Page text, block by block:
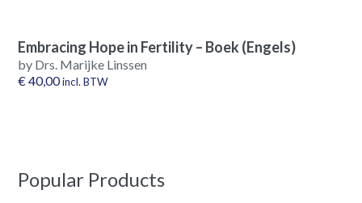
Embracing Hope in Fertility – Boek (Engels)
by Drs. Marijke Linssen
€40,00incl. BTW
Popular Products